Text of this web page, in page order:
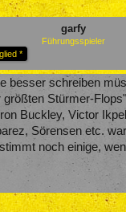
garfy
Führungsspieler
*
besser schreiben
größten Stürmer-
Buckley, Victor
Sörensen etc.
noch einige,